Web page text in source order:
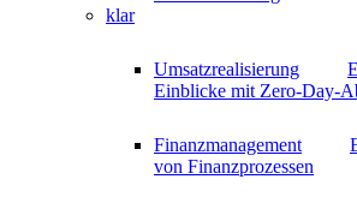
klar
Umsatzrealisierung
Einblicke mit Zero-Day-
Finanzmanagement
von Finanzprozessen